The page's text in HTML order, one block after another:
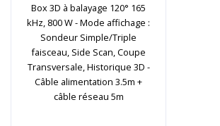
Box 3D à balayage 120° 165
kHz, 800 W - Mode affichage :
Sondeur Simple/Triple
faisceau, Side Scan, Coupe
Transversale, Historique 3D -
Câble alimentation 3.5m +
câble réseau 5m